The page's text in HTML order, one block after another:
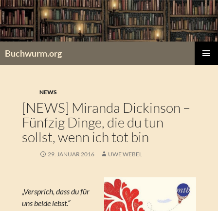
Zum
Inhalt
springen
Buchwurm.org
NEWS
[NEWS] Miranda Dickinson –
Fünfzig Dinge, die du tun
sollst, wenn ich tot bin
29. JANUAR 2016 UWE WEBEL
„Versprich, dass du für
uns beide lebst.“